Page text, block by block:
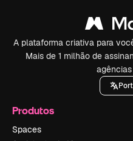
A plataforma criativa para
Mais de 1 milhão de
Produtos
Spaces